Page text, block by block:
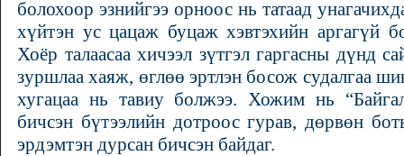
болохоор эзнийгээ орноос нь татаад
хүйтэн ус цацаж буцаж хэвтэхийн аргагүй
Хоёр талаасаа хичээл зүтгэл гаргасны дүнд
зуршлаа хаяж, өглөө эртлэн босож судалгаа
хугацаа нь тавиу болжээ. Хожим нь
бичсэн бүтээлийн дотроос гурав, дөрвөн
эрдэмтэн дурсан бичсэн байдаг.